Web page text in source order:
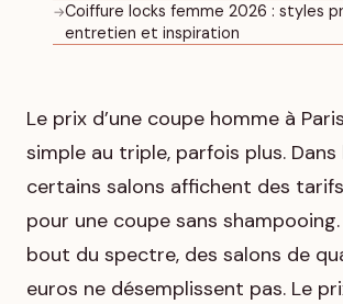
→Coiffure locks femme 2026 : styles
entretien et inspiration
Le prix d’une coupe homme à
simple au triple, parfois plus. Dans
certains salons affichent des
pour une coupe sans shampooing.
bout du spectre, des salons de
euros ne désemplissent pas. Le